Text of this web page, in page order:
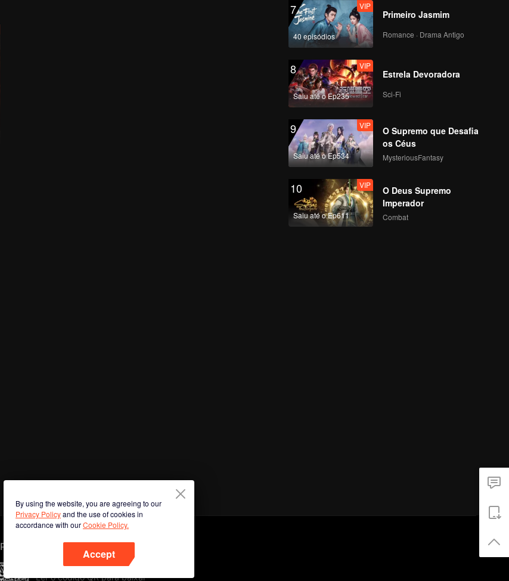
7
40 episódios
VIP
Primeiro Jasmim
Romance · Drama Antigo
8
Saiu até o Ep235
VIP
Estrela Devoradora
Sci-Fi
9
Saiu até o Ep534
VIP
O Supremo que Desafia
os Céus
MysteriousFantasy
10
Saiu até o Ep611
VIP
O Deus Supremo
Imperador
Combat
By using the website, you are agreeing to our
Privacy Policyand the use of cookies in
accordance with ourCookie Policy.
Accept
Phone
Ler o código QR para baixar